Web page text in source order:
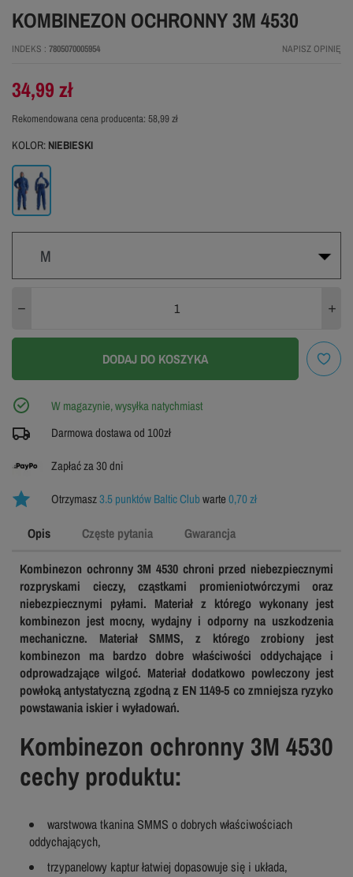
KOMBINEZON OCHRONNY 3M 4530
INDEKS 7805070005954 NAPISZ OPINIĘ
Rekomendowana cena producenta: 58,99 zł
34,99 zł
KOLOR: NIEBIESKI
Niebieski
M
M
DODAJ DO KOSZYKA
W magazynie, wysyłka natychmiast
Darmowa dostawa od 100zł
Zapłać za 30 dni
Otrzymasz3.5 punktów Baltic Clubwarte0,70 zł
Opis Częste pytania Gwarancja
Kombinezon ochronny 3M 4530 chroni przed niebezpiecznymi
rozpryskami cieczy, cząstkami promieniotwórczymi oraz
niebezpiecznymi pyłami. Materiał z którego wykonany jest
kombinezon jest mocny, wydajny i odporny na uszkodzenia
mechaniczne. Materiał SMMS, z którego zrobiony jest
kombinezon ma bardzo dobre właściwości oddychające i
odprowadzające wilgoć. Materiał dodatkowo powleczony jest
powłoką antystatyczną zgodną z EN 1149-5 co zmniejsza ryzyko
powstawania iskier i wyładowań.
Kombinezon ochronny 3M 4530
cechy produktu:
warstwowa tkanina SMMS o dobrych właściwościach
oddychających,
trzypanelowy kaptur łatwiej dopasowuje się i układa,